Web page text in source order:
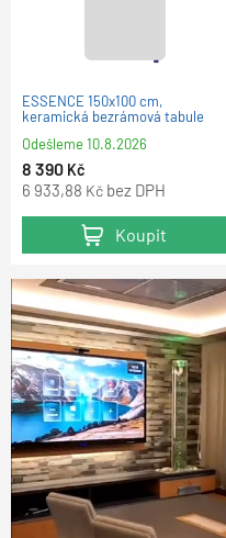
ESSENCE 150x100 cm,
keramická bezrámová tabule
Odešleme10.8.2026
8 390 Kč
6 933,88 Kč bez DPH
Koupit